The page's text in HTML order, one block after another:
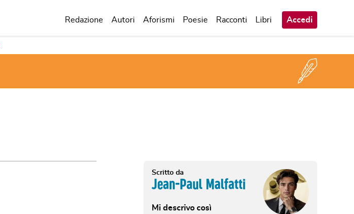
Redazione Autori Aforismi Poesie Racconti Libri Accedi
Scritto da
Jean-Paul Malfatti
Mi descrivo così